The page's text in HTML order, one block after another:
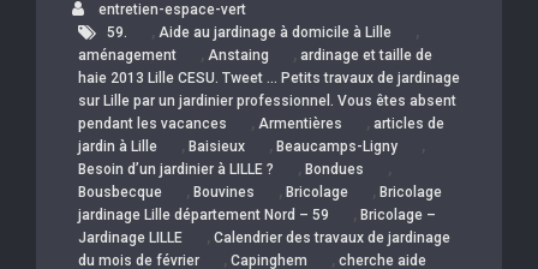
entretien-espace-vert
59.
, Aide au jardinage à domicile à Lille ,
aménagement , Anstaing , ardinage et taille de
haie 2013 Lille CESU. Tweet … Petits travaux de jardinage
sur Lille par un jardinier professionnel. Vous êtes absent
pendant les vacances
, Armentières , articles de
jardin à Lille
, Baisieux , Beaucamps-Ligny ,
Besoin d’un jardinier à LILLE ? , Bondues ,
Bousbecque , Bouvines , Bricolage , Bricolage
jardinage Lille département Nord – 59
, Bricolage –
Jardinage LILLE
, Calendrier des travaux de jardinage
du mois de février
, Capinghem , cherche aide